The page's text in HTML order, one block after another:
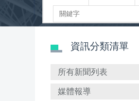
區
資訊分類清單
所有新聞列表
媒體報導